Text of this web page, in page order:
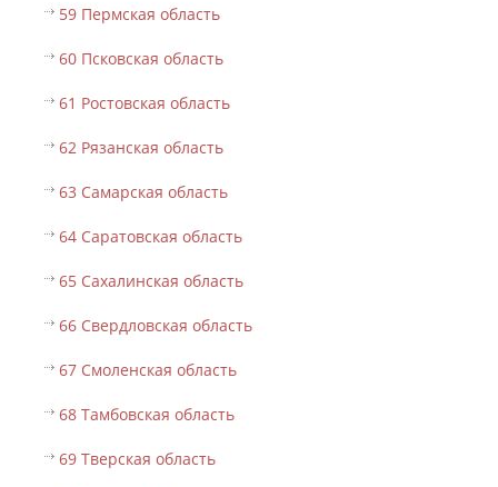
59 Пермская область
60 Псковская область
61 Ростовская область
62 Рязанская область
63 Самарская область
64 Саратовская область
65 Сахалинская область
66 Свердловская область
67 Смоленская область
68 Тамбовская область
69 Тверская область